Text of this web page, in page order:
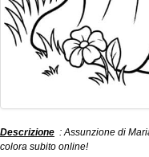
Descrizione : Assunzione di
colora subito online!